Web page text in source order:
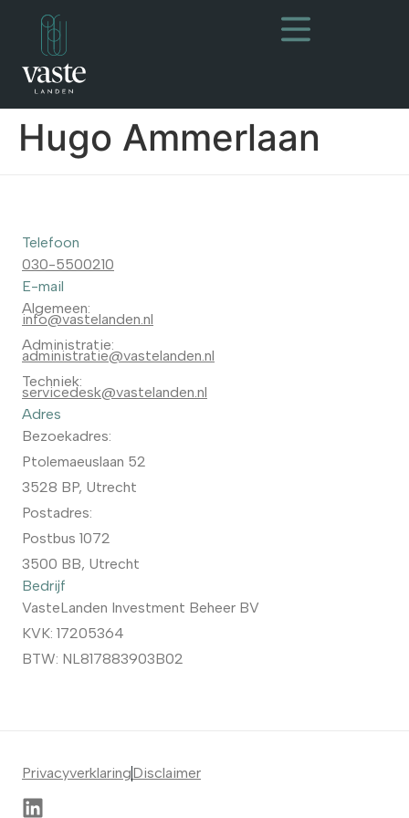
Hugo Ammerlaan
Telefoon
030-5500210
E-mail
Algemeen:
info@vastelanden.nl
Administratie:
administratie@vastelanden.nl
Techniek:
servicedesk@vastelanden.nl
Adres
Bezoekadres:
Ptolemaeuslaan 52
3528 BP, Utrecht
Postadres:
Postbus 1072
3500 BB, Utrecht
Bedrijf
VasteLanden Investment Beheer BV
KVK: 17205364
BTW: NL817883903B02
PrivacyverklaringDisclaimer